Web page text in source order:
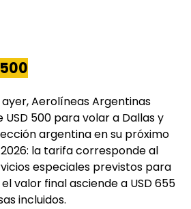
Aerolíneas Argentinas
USD 500 para volar a Dallas y
argentina en su próximo
la tarifa corresponde al
especiales previstos para
valor final asciende a USD 655
incluidos.